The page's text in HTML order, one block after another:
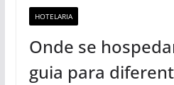
HOTELARIA
Onde se
guia para